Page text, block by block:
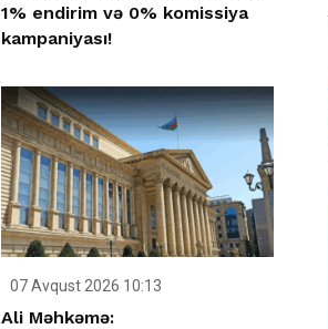
1% endirim və 0% komissiya
kampaniyası!
07 Avqust 2026 10:13
Ali Məhkəmə: